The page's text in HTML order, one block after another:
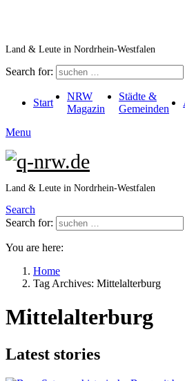
Land & Leute in Nordrhein-Westfalen
Search for:
Start
NRW
Magazin
Städte &
Gemeinden
Menu
Land & Leute in Nordrhein-Westfalen
Search
Search for:
You are here:
Home
Tag Archives: Mittelalterburg
Mittelalterburg
Latest stories